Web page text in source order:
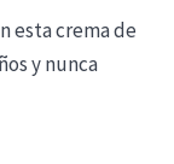
esta crema de
y nunca